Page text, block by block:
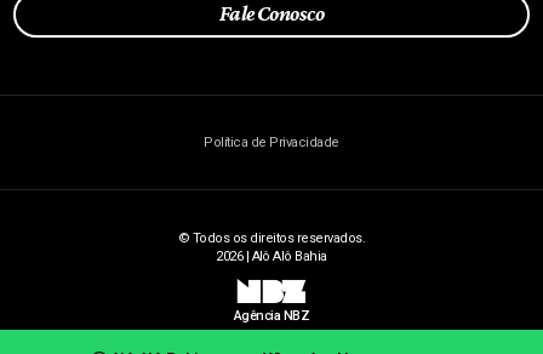
Fale Conosco
Política de Privacidade
© Todos os direitos reservados.
2026 | Alô Alô Bahia
NBZ
Agência NBZ